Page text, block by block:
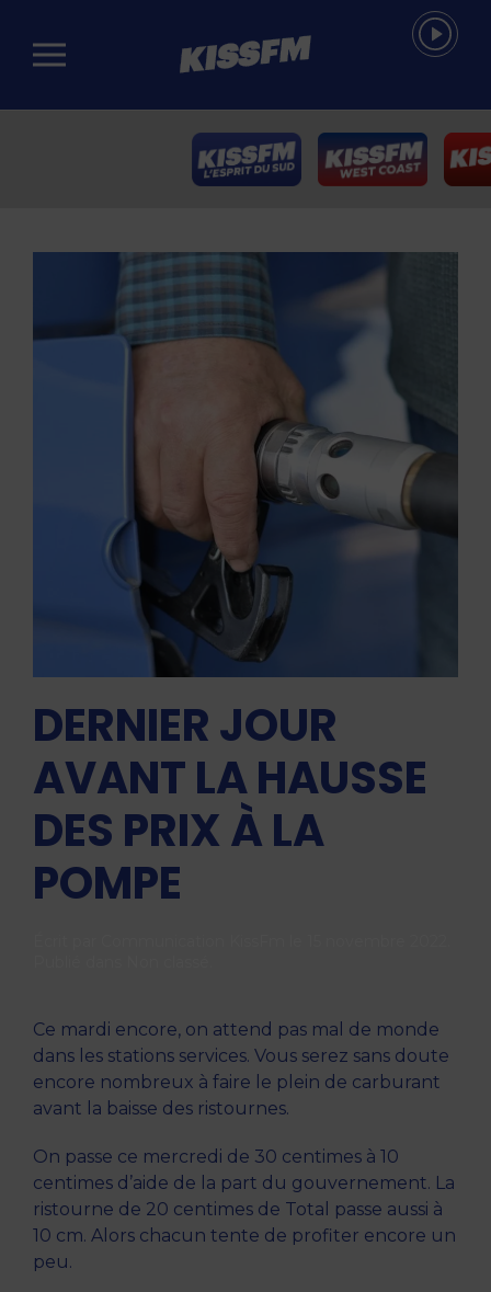
Passer au contenu principal
DERNIER JOUR
AVANT LA HAUSSE
DES PRIX À LA
POMPE
Ce mardi encore, on attend pas mal de monde
dans les stations services. Vous serez sans doute
encore nombreux à faire le plein de carburant
avant la baisse des ristournes.
On passe ce mercredi de 30 centimes à 10
centimes d’aide de la part du gouvernement. La
ristourne de 20 centimes de Total passe aussi à
10 cm. Alors chacun tente de profiter encore un
peu.